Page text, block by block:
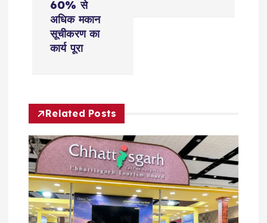
g
a
t
60% से
अधिक मकान
सूचीकरण का
कार्य पूरा
Related Posts